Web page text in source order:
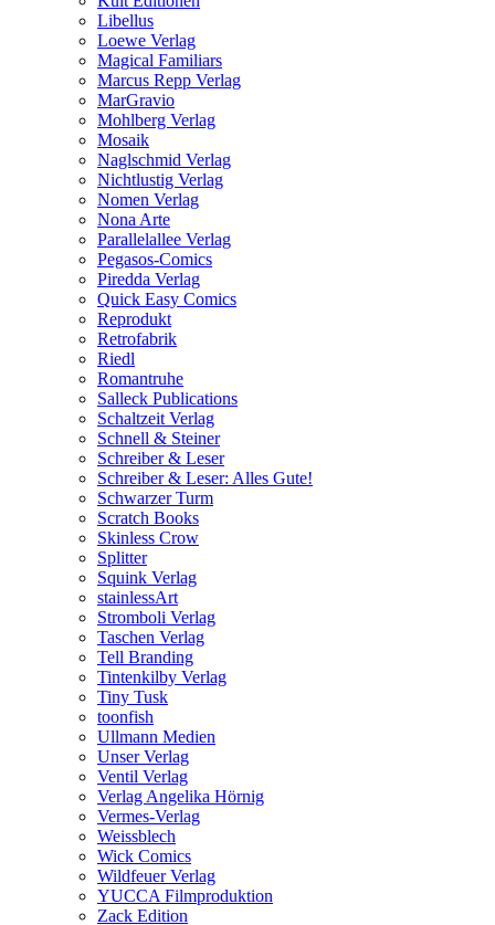
Libellus
Loewe Verlag
Magical Familiars
Marcus Repp Verlag
MarGravio
Mohlberg Verlag
Mosaik
Naglschmid Verlag
Nichtlustig Verlag
Nomen Verlag
Nona Arte
Parallelallee Verlag
Pegasos-Comics
Piredda Verlag
Quick Easy Comics
Reprodukt
Retrofabrik
Riedl
Romantruhe
Salleck Publications
Schaltzeit Verlag
Schnell & Steiner
Schreiber & Leser
Schreiber & Leser: Alles Gute!
Schwarzer Turm
Scratch Books
Skinless Crow
Splitter
Squink Verlag
stainlessArt
Stromboli Verlag
Taschen Verlag
Tell Branding
Tintenkilby Verlag
Tiny Tusk
toonfish
Ullmann Medien
Unser Verlag
Ventil Verlag
Verlag Angelika Hörnig
Vermes-Verlag
Weissblech
Wick Comics
Wildfeuer Verlag
YUCCA Filmproduktion
Zack Edition